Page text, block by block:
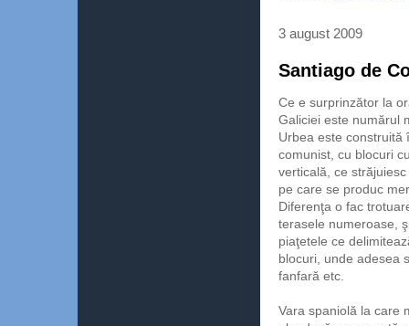
3 august 2009
Santiago de
Ce e surprinzător la
Galiciei este numărul
Urbea este construită
comunist, cu blocuri
verticală, ce
pe care se produc
Diferenţa o fac
terasele numeroase,
piaţetele ce
blocuri, unde adesea
fanfară etc.
Vara spaniolă la care